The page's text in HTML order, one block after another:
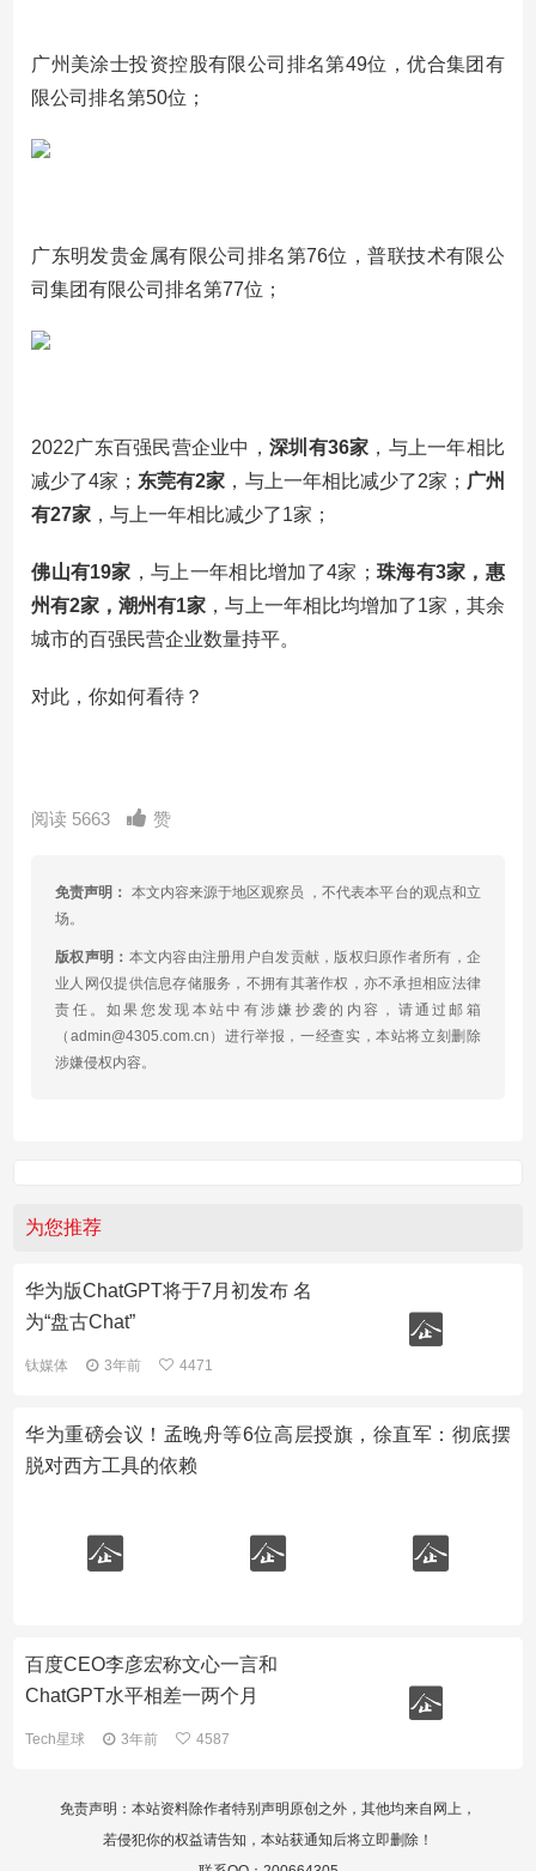
广州美涂士投资控股有限公司排名第49位，优合集团有
限公司排名第50位；
广东明发贵金属有限公司排名第76位，普联技术有限公
司集团有限公司排名第77位；
2022广东百强民营企业中， 深圳有36家 ，与上一年相比
减少了4家； 东莞有2家 ，与上一年相比减少了2家； 广州
有27家 ，与上一年相比减少了1家；
佛山有19家 ，与上一年相比增加了4家； 珠海有3家，惠
州有2家，潮州有1家 ，与上一年相比均增加了1家，其余
城市的百强民营企业数量持平。
对此，你如何看待？
阅读 5663 赞
免责声明： 本文内容来源于地区观察员 ，不代表本平台的观点和立
场。
版权声明： 本文内容由注册用户自发贡献，版权归原作者所有，企
业人网仅提供信息存储服务，不拥有其著作权，亦不承担相应法律
责任。如果您发现本站中有涉嫌抄袭的内容，请通过邮箱
（admin@4305.com.cn）进行举报，一经查实，本站将立刻删除
涉嫌侵权内容。
为您推荐
华为版ChatGPT将于7月初发布 名
为“盘古Chat”
钛媒体 3年前 4471
华为重磅会议！孟晚舟等6位高层授旗，徐直军：彻底摆
脱对西方工具的依赖
百度CEO李彦宏称文心一言和
ChatGPT水平相差一两个月
Tech星球 3年前 4587
免责声明：本站资料除作者特别声明原创之外，其他均来自网上，
若侵犯你的权益请告知，本站获通知后将立即删除！